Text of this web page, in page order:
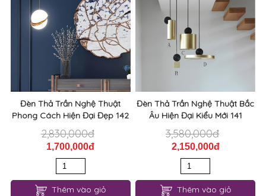
Đèn Thả Trần Nghệ Thuật
Phong Cách Hiện Đại Đẹp 142
2,830,000đ
1,700,000đ
Thêm vào giỏ
Đèn Thả Trần Nghệ Thuật Bắc
Âu Hiện Đại Kiểu Mới 141
3,580,000đ
2,150,000đ
Thêm vào giỏ